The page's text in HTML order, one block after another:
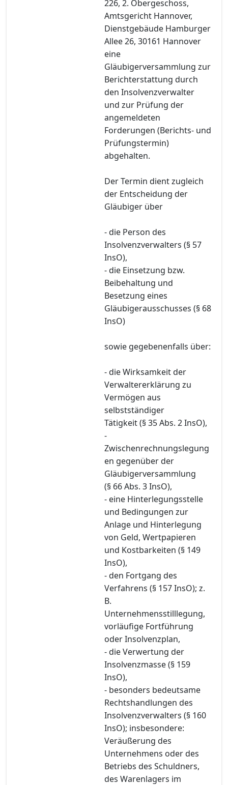
226, 2. Obergeschoss,
Amtsgericht Hannover,
Dienstgebäude Hamburger
Allee 26, 30161 Hannover
eine
Gläubigerversammlung zur
Berichterstattung durch
den Insolvenzverwalter
und zur Prüfung der
angemeldeten
Forderungen (Berichts- und
Prüfungstermin)
abgehalten.
Der Termin dient zugleich
der Entscheidung der
Gläubiger über
- die Person des
Insolvenzverwalters (§ 57
InsO),
- die Einsetzung bzw.
Beibehaltung und
Besetzung eines
Gläubigerausschusses (§ 68
InsO)
sowie gegebenenfalls über:
- die Wirksamkeit der
Verwaltererklärung zu
Vermögen aus
selbstständiger
Tätigkeit (§ 35 Abs. 2 InsO),
-
Zwischenrechnungslegung
en gegenüber der
Gläubigerversammlung
(§ 66 Abs. 3 InsO),
- eine Hinterlegungsstelle
und Bedingungen zur
Anlage und Hinterlegung
von Geld, Wertpapieren
und Kostbarkeiten (§ 149
InsO),
- den Fortgang des
Verfahrens (§ 157 InsO); z.
B.
Unternehmensstilllegung,
vorläufige Fortführung
oder Insolvenzplan,
- die Verwertung der
Insolvenzmasse (§ 159
InsO),
- besonders bedeutsame
Rechtshandlungen des
Insolvenzverwalters (§ 160
InsO); insbesondere:
Veräußerung des
Unternehmens oder des
Betriebs des Schuldners,
des Warenlagers im